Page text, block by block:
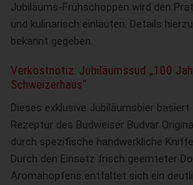
Jubiläums-Frühschoppen wird den
und kulinarisch einläuten. Details
bekannt gegeben.
Verkostnotiz: Jubiläumssud „100
Schweizerhaus“
Dieses exklusive Jubiläumsbier
Rezeptur des Budweiser Budvar
durch spezifische handwerkliche
Durch den Einsatz frisch geernteter
Aromahopfens entfaltet sich ein